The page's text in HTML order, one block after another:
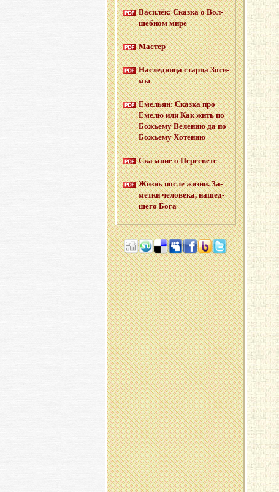
Ва­си­лёк: Сказ­ка о Вол­
шеб­ном мире
Ма­стер
На­след­ни­ца стар­ца Зо­си­
мы
Еме­льян: Сказ­ка про
Емелю или Как жить по
Бо­жье­му Ве­ле­нию да по
Бо­жье­му Хо­те­нию
Ска­за­ние о Пе­ре­све­те
Жизнь после жизни. За­
мет­ки че­ло­ве­ка, на­шед­
ше­го Бога